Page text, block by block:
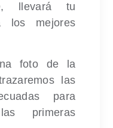
llevará tu
los mejores
foto de la
las
para
primeras